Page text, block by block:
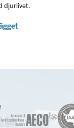
djurlivet.